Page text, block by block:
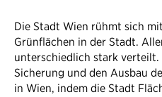
Die Stadt Wien rühmt sich
Grünflächen in der Stadt.
unterschiedlich stark
Sicherung und den Ausbau
in Wien, indem die Stadt